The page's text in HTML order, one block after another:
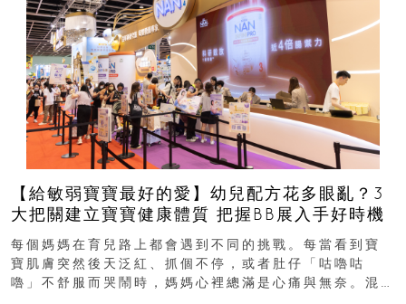
【給敏弱寶寶最好的愛】幼兒配方花多眼亂？3
大把關建立寶寶健康體質 把握BB展入手好時機
每個媽媽在育兒路上都會遇到不同的挑戰。每當看到寶
寶肌膚突然後天泛紅、抓個不停，或者肚仔「咕嚕咕
嚕」不舒服而哭鬧時，媽媽心裡總滿是心痛與無奈。混